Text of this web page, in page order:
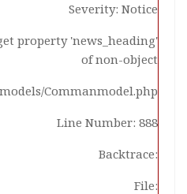
Severity: Notice
property 'news_heading'
of non-object
Commanmodel.php
Line Number: 888
Backtrace:
File: